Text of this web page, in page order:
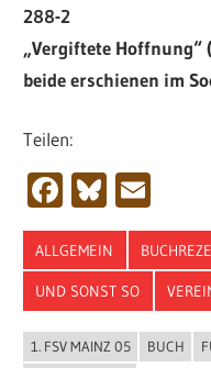
288-2
„Vergiftete Hoffnung“
beide erschienen im
Teilen:
Facebook
Bluesky
ALLGEMEIN
UND SONST SO
1. FSV MAINZ 05 BUCH